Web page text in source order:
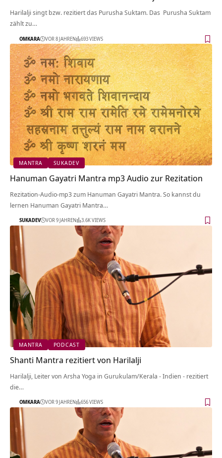
Harilalji singt bzw. rezitiert das Purusha Suktam. Das Purusha Suktam
zählt zu…
OMKARA VOR 8 JAHREN 693 VIEWS
MANTRA SUKADEV
Hanuman Gayatri Mantra mp3 Audio zur Rezitation
Rezitation-Audio-mp3 zum Hanuman Gayatri Mantra. So kannst du
lernen Hanuman Gayatri Mantra…
SUKADEV VOR 9 JAHREN 3.6K VIEWS
MANTRA PODCAST
Shanti Mantra rezitiert von Harilalji
Harilalji, Leiter von Arsha Yoga in Gurukulam/Kerala - Indien - rezitiert
die…
OMKARA VOR 9 JAHREN 656 VIEWS